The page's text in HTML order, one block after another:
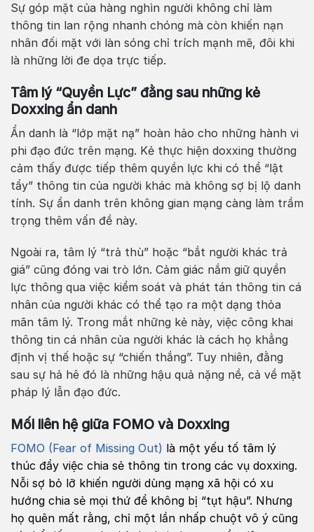
Sự góp mặt của hàng nghìn người không chỉ làm
thông tin lan rộng nhanh chóng mà còn khiến nạn
nhân đối mặt với làn sóng chỉ trích mạnh mẽ, đôi khi
là những lời đe dọa trực tiếp.
Tâm lý “Quyền Lực” đằng sau những kẻ
Doxxing ẩn danh
Ẩn danh là “lớp mặt nạ” hoàn hảo cho những hành vi
phi đạo đức trên mạng. Kẻ thực hiện doxxing thường
cảm thấy được tiếp thêm quyền lực khi có thể “lật
tẩy” thông tin của người khác mà không sợ bị lộ danh
tính. Sự ẩn danh trên không gian mạng càng làm trầm
trọng thêm vấn đề này.
Ngoài ra, tâm lý “trả thù” hoặc “bắt người khác trả
giá” cũng đóng vai trò lớn. Cảm giác nắm giữ quyền
lực thông qua việc kiểm soát và phát tán thông tin cá
nhân của người khác có thể tạo ra một dạng thỏa
mãn tâm lý. Trong mắt những kẻ này, việc công khai
thông tin cá nhân của người khác là cách họ khẳng
định vị thế hoặc sự “chiến thắng”. Tuy nhiên, đằng
sau sự hả hê đó là những hậu quả nặng nề, cả về mặt
pháp lý lẫn đạo đức.
Mối liên hệ giữa FOMO và Doxxing
FOMO (Fear of Missing Out) là một yếu tố tâm lý
thúc đẩy việc chia sẻ thông tin trong các vụ doxxing.
Nỗi sợ bỏ lỡ khiến người dùng mạng xã hội có xu
hướng chia sẻ mọi thứ để không bị “tụt hậu”. Nhưng
họ quên mất rằng, chỉ một lần nhấp chuột vô ý cũng